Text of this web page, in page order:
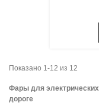
Показано 1-12 из 12
Фары для
дороге